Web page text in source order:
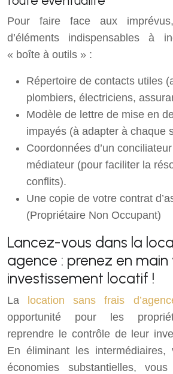
Pour faire face aux
d’éléments indispensables à
« boîte à outils » :
Répertoire de contacts utiles
plombiers, électriciens,
Modèle de lettre de mise en
impayés (à adapter à chaque
Coordonnées d’un
médiateur (pour faciliter la
conflits).
Une copie de votre contrat
(Propriétaire Non Occupant)
Lancez-vous dans la
agence : prenez en main
investissement locatif !
La location sans frais
opportunité pour les
reprendre le contrôle de leur
En éliminant les intermédiaires,
économies substantielles,